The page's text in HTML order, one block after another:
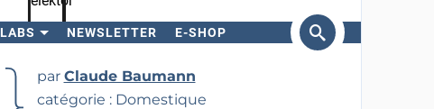
LABS NEWSLETTER E-SHOP
Rechercher
par Claude Baumann
catégorie : Domestique